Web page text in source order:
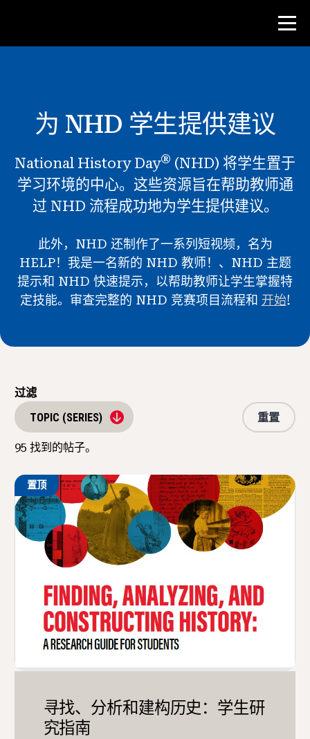
教师资源
课堂工具
培训班
研究所
教学研究技能
为 NHD 学生提供建议
参与其中
为 NHD 学生提供建议
National History Day® (NHD) 将学生置于
学习环境的中心。这些资源旨在帮助教师通
过 NHD 流程成功地为学生提供建议。
此外，NHD 还制作了一系列短视频，名为
HELP！我是一名新的 NHD 教师！、NHD 主题
提示和 NHD 快速提示，以帮助教师让学生掌握特
定技能。审查完整的 NHD 竞赛项目流程和 开始!
过滤
TOPIC (SERIES)
95 找到的帖子。
重置
置顶
寻找、分析和建构历史：学生研
究指南